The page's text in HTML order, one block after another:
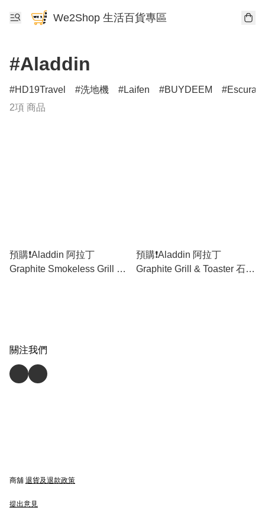
We2Shop 生活百貨專區
#Aladdin
HD19Travel 洗地機 Laifen BUYDEEM
Escura
2項 商品
預購❗️Aladdin 阿拉丁
Graphite Smokeless Grill 減
預購❗️Aladdin 阿拉丁
Graphite Grill & Toaster 石墨
關注我們
商舖 退貨及退款政策
提出意見